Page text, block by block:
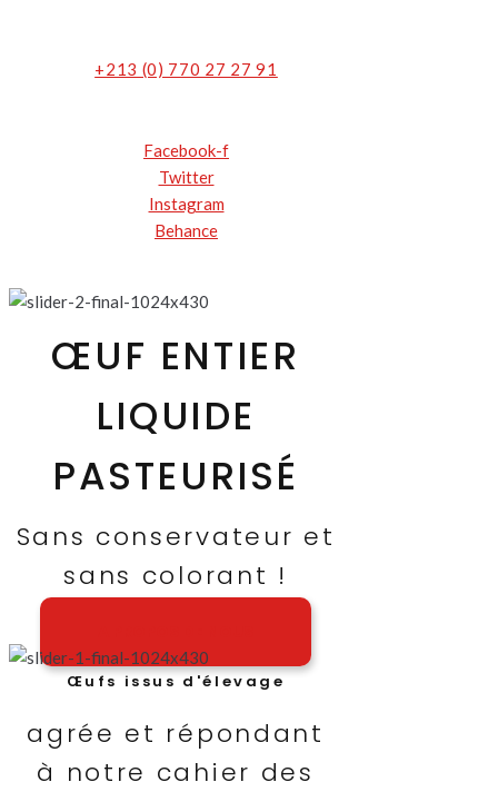
+213 (0) 770 27 27 91
Facebook-f
Twitter
Instagram
Behance
ŒUF ENTIER
LIQUIDE
PASTEURISÉ
Sans conservateur et
sans colorant !
Œufs issus d'élevage
agrée et répondant
à notre cahier des